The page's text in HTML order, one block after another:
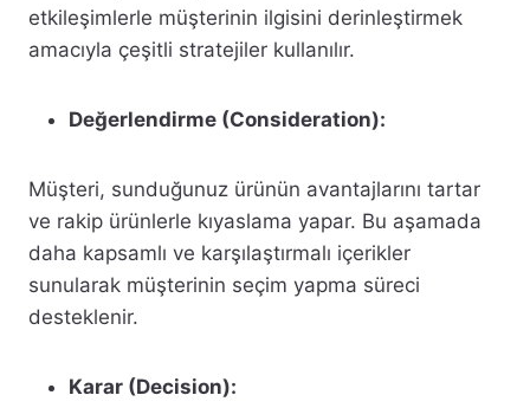
etkileşimlerle müşterinin ilgisini derinleştirmek
amacıyla çeşitli stratejiler kullanılır.
Değerlendirme (Consideration):
Müşteri, sunduğunuz ürünün avantajlarını tartar
ve rakip ürünlerle kıyaslama yapar. Bu aşamada
daha kapsamlı ve karşılaştırmalı içerikler
sunularak müşterinin seçim yapma süreci
desteklenir.
Karar (Decision):